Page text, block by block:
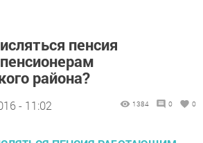
пенсия
района?
- 11:02 1384 0 0